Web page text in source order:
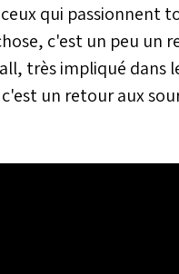
qui passionnent
c'est un peu un
très impliqué dans
un retour aux